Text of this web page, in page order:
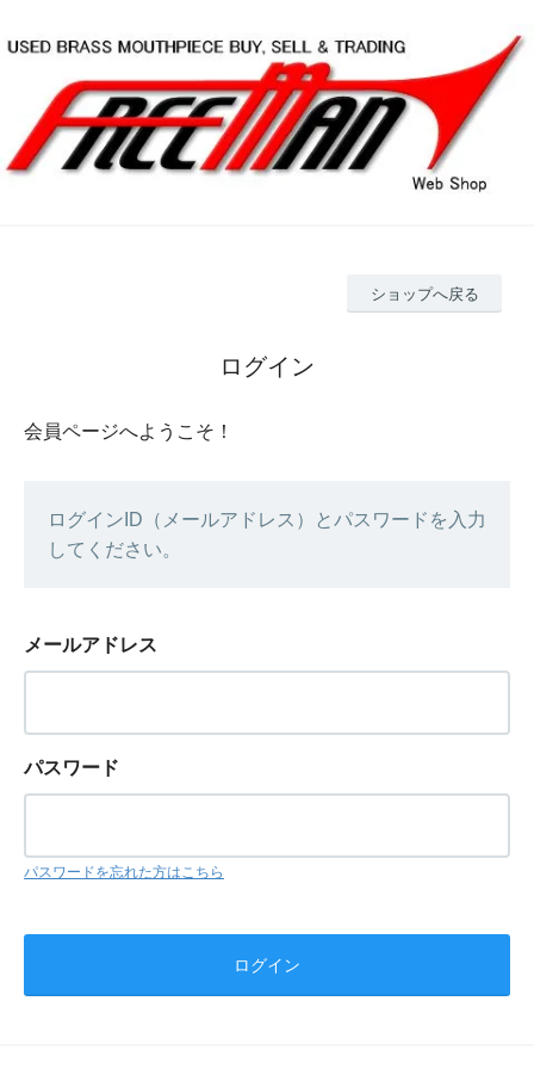
ショップへ戻る
ログイン
会員ページへようこそ！
ログインID（メールアドレス）とパスワードを入力
してください。
メールアドレス
パスワード
パスワードを忘れた方はこちら